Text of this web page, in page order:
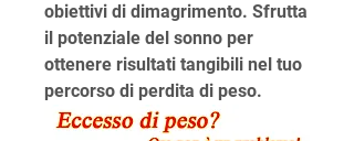
obiettivi di dimagrimento. Sfrutta
il potenziale del sonno per
ottenere risultati tangibili nel tuo
percorso di perdita di peso.